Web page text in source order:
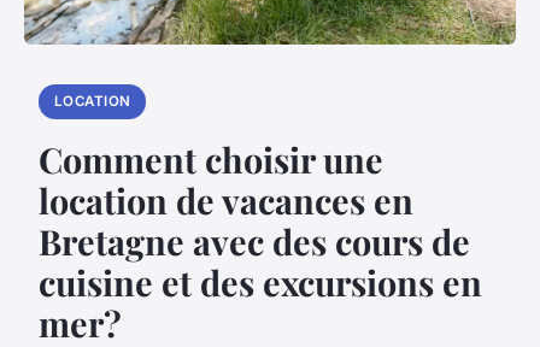
LOCATION
Comment choisir une
location de vacances en
Bretagne avec des cours de
cuisine et des excursions en
mer?